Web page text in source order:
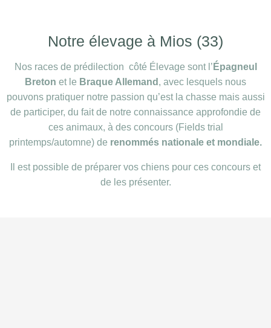
Notre élevage à Mios (33)
Nos races de prédilection côté Élevage sont l’ Épagneul
Breton et le Braque Allemand , avec lesquels nous
pouvons pratiquer notre passion qu’est la chasse mais aussi
de participer, du fait de notre connaissance approfondie de
ces animaux, à des concours (Fields trial
printemps/automne) de renommés nationale et mondiale.
Il est possible de préparer vos chiens pour ces concours et
de les présenter.